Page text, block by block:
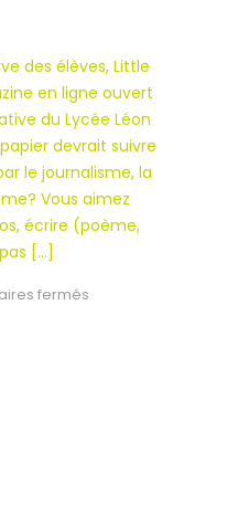
vous!
des élèves, Little
en ligne ouvert
du Lycée Léon
devrait suivre
le journalisme, la
Vous aimez
écrire (poème,
[…]
fermés